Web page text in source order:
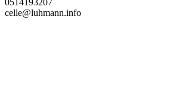
0514193207
celle@luhmann.info